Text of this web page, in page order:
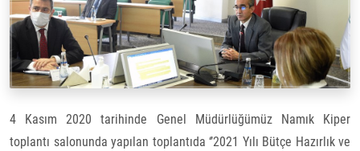
4 Kasım 2020 tarihinde Genel Müdürlüğümüz Namık Kiper
toplantı salonunda yapılan toplantıda ‘’2021 Yılı Bütçe Hazırlık ve